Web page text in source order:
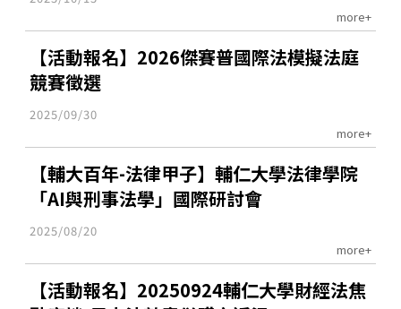
more+
【活動報名】2026傑賽普國際法模擬法庭
競賽徵選
2025/09/30
more+
【輔大百年-法律甲子】輔仁大學法律學院
「AI與刑事法學」國際研討會
2025/08/20
more+
【活動報名】20250924輔仁大學財經法焦